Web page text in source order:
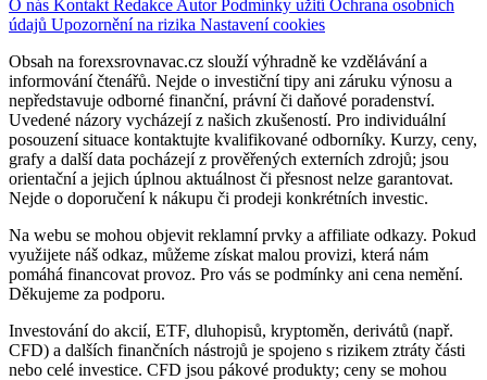
O nás Kontakt Redakce AutorPodmínky užitíOchrana osobních
údajů Upozornění na rizika Nastavení cookies
Obsah na forexsrovnavac.cz slouží výhradně ke vzdělávání a
informování čtenářů. Nejde o investiční tipy ani záruku výnosu a
nepředstavuje odborné finanční, právní či daňové poradenství.
Uvedené názory vycházejí z našich zkušeností. Pro individuální
posouzení situace kontaktujte kvalifikované odborníky. Kurzy, ceny,
grafy a další data pocházejí z prověřených externích zdrojů; jsou
orientační a jejich úplnou aktuálnost či přesnost nelze garantovat.
Nejde o doporučení k nákupu či prodeji konkrétních investic.
Na webu se mohou objevit reklamní prvky a affiliate odkazy. Pokud
využijete náš odkaz, můžeme získat malou provizi, která nám
pomáhá financovat provoz. Pro vás se podmínky ani cena nemění.
Děkujeme za podporu.
Investování do akcií, ETF, dluhopisů, kryptoměn, derivátů (např.
CFD) a dalších finančních nástrojů je spojeno s rizikem ztráty části
nebo celé investice. CFD jsou pákové produkty; ceny se mohou